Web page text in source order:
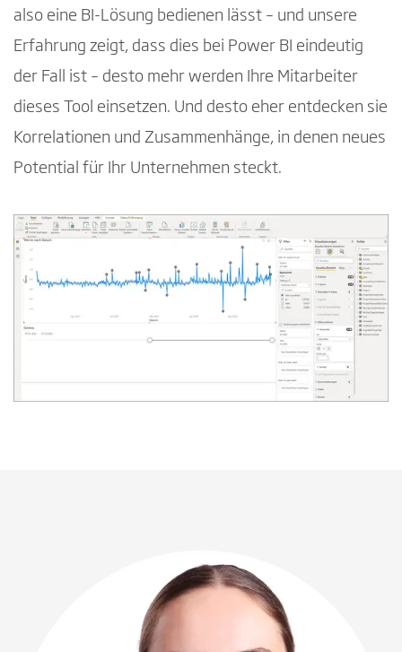
also eine BI-Lösung bedienen lässt – und unsere
Erfahrung zeigt, dass dies bei Power BI eindeutig
der Fall ist – desto mehr werden Ihre Mitarbeiter
dieses Tool einsetzen. Und desto eher entdecken sie
Korrelationen und Zusammenhänge, in denen neues
Potential für Ihr Unternehmen steckt.